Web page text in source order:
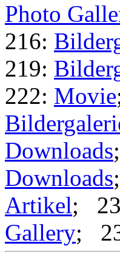
Photo
216:
219:
222: Movie
Downloads
Downloads
Artikel;
Gallery;